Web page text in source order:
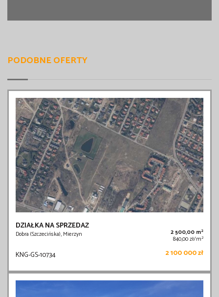
PODOBNE OFERTY
DZIAŁKA NA SPRZEDAŻ
Dobra (Szczecińska), Mierzyn 2 500,00 m2
840,00 zł/m2
KNG-GS-10734 2 100 000 zł